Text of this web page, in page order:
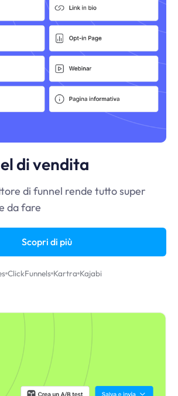
di vendita
di funnel rende tutto super
da fare
Scopri di più
ClickFunnels Kartra Kajabi